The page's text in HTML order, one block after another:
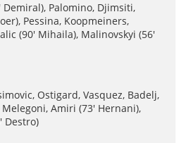
Palomino, Djimsiti,
Pessina, Koopmeiners,
(90' Mihaila), Malinovskyi (56'
Ostigard, Vasquez, Badelj,
Amiri (73' Hernani),
Destro)